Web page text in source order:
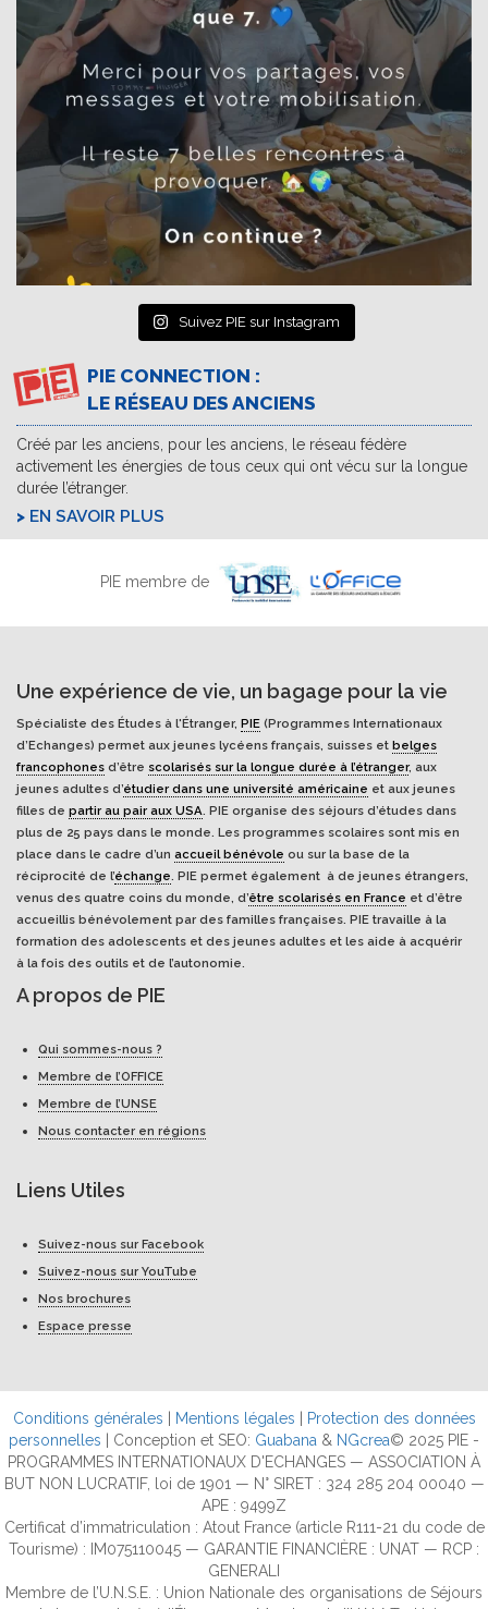
Suivez PIE sur Instagram
PIE CONNECTION :
LE RÉSEAU DES ANCIENS
Créé par les anciens, pour les anciens, le réseau fédère
activement les énergies de tous ceux qui ont vécu sur la longue
durée l’étranger.
EN SAVOIR PLUS
PIE membre de
Une expérience de vie, un bagage pour la vie
Spécialiste des Études à l'Étranger, PIE (Programmes Internationaux
d’Echanges) permet aux jeunes lycéens français, suisses et belges
francophones d’être scolarisés sur la longue durée à l’étranger, aux
jeunes adultes d’étudier dans une université américaine et aux jeunes
filles de partir au pair aux USA. PIE organise des séjours d’études dans
plus de 25 pays dans le monde. Les programmes scolaires sont mis en
place dans le cadre d’un accueil bénévole ou sur la base de la
réciprocité de l’échange. PIE permet également à de jeunes étrangers,
venus des quatre coins du monde, d’être scolarisés en France et d’être
accueillis bénévolement par des familles françaises. PIE travaille à la
formation des adolescents et des jeunes adultes et les aide à acquérir
à la fois des outils et de l’autonomie.
A propos de PIE
Qui sommes-nous ?
Membre de l’OFFICE
Membre de l’UNSE
Nous contacter en régions
Liens Utiles
Suivez-nous sur Facebook
Suivez-nous sur YouTube
Nos brochures
Espace presse
Conditions générales Mentions légales
Protection des données
personnelles | Conception et SEO: Guabana & NGcrea© 2025 PIE -
PROGRAMMES INTERNATIONAUX D'ECHANGES — ASSOCIATION À
BUT NON LUCRATIF, loi de 1901 — N° SIRET : 324 285 204 00040 —
APE : 9499Z
Certificat d’immatriculation : Atout France (article R111-21 du code de
Tourisme) : IM075110045 — GARANTIE FINANCIÈRE : UNAT — RCP :
GENERALI
Membre de l’U.N.S.E. : Union Nationale des organisations de Séjours